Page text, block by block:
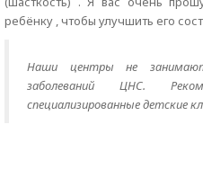
ребёнку , чтобы улучшить его
Наши центры не
заболеваний ЦНС.
специализированные детские